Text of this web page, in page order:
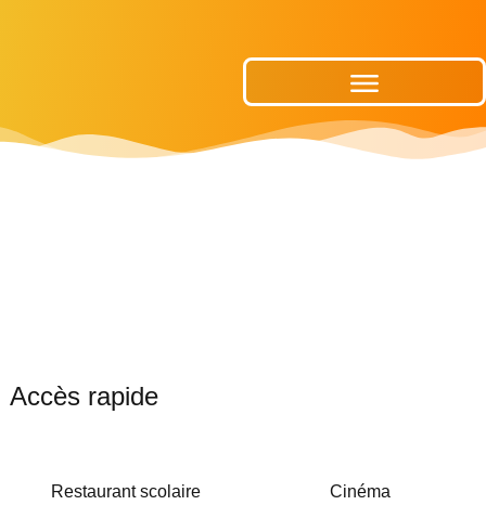
Accès rapide
Restaurant scolaire Cinéma